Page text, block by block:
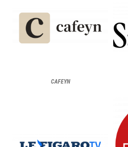
CAFEYN